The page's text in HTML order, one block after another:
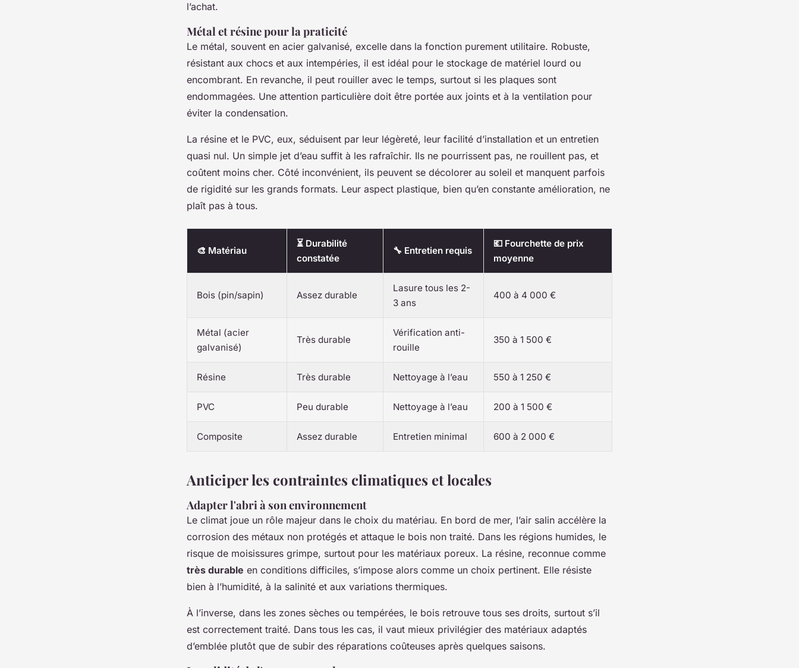
l’achat.
Métal et résine pour la praticité
Le métal, souvent en acier galvanisé, excelle dans la fonction purement utilitaire. Robuste,
résistant aux chocs et aux intempéries, il est idéal pour le stockage de matériel lourd ou
encombrant. En revanche, il peut rouiller avec le temps, surtout si les plaques sont
endommagées. Une attention particulière doit être portée aux joints et à la ventilation pour
éviter la condensation.
La résine et le PVC, eux, séduisent par leur légèreté, leur facilité d’installation et un entretien
quasi nul. Un simple jet d’eau suffit à les rafraîchir. Ils ne pourrissent pas, ne rouillent pas, et
coûtent moins cher. Côté inconvénient, ils peuvent se décolorer au soleil et manquent parfois
de rigidité sur les grands formats. Leur aspect plastique, bien qu’en constante amélioration, ne
plaît pas à tous.
🎨 Matériau
⏳ Durabilité
constatée
🔧 Entretien requis
💶 Fourchette de prix
moyenne
Bois (pin/sapin) Assez durable
Lasure tous les 2-
3 ans
400 à 4 000 €
Métal (acier
galvanisé)
Très durable
Vérification anti-
rouille
350 à 1 500 €
Résine Très durable Nettoyage à l’eau 550 à 1 250 €
PVC Peu durable Nettoyage à l’eau 200 à 1 500 €
Composite Assez durable Entretien minimal 600 à 2 000 €
Anticiper les contraintes climatiques et locales
Adapter l'abri à son environnement
Le climat joue un rôle majeur dans le choix du matériau. En bord de mer, l’air salin accélère la
corrosion des métaux non protégés et attaque le bois non traité. Dans les régions humides, le
risque de moisissures grimpe, surtout pour les matériaux poreux. La résine, reconnue comme
très durable en conditions difficiles, s’impose alors comme un choix pertinent. Elle résiste
bien à l’humidité, à la salinité et aux variations thermiques.
À l’inverse, dans les zones sèches ou tempérées, le bois retrouve tous ses droits, surtout s’il
est correctement traité. Dans tous les cas, il vaut mieux privilégier des matériaux adaptés
d’emblée plutôt que de subir des réparations coûteuses après quelques saisons.